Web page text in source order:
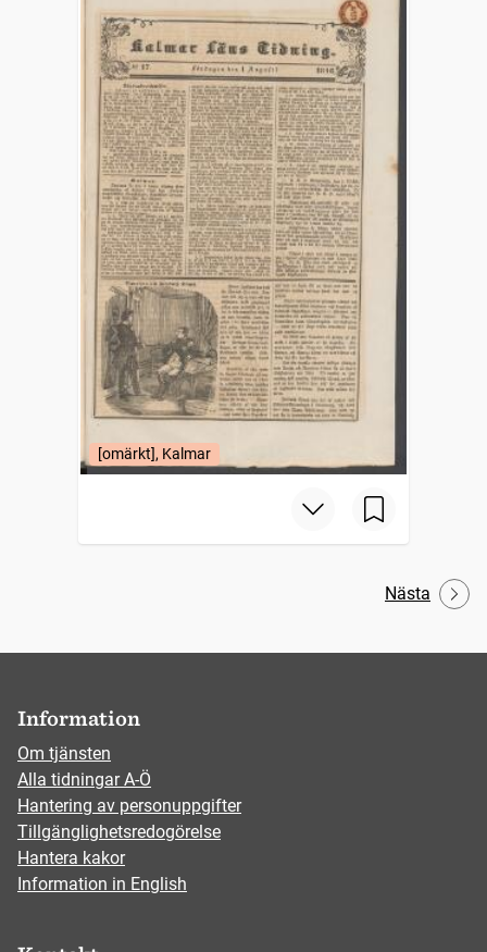
[omärkt], Kalmar
Nästa
Information
Om tjänsten
Alla tidningar A-Ö
Hantering av personuppgifter
Tillgänglighetsredogörelse
Hantera kakor
Information in English